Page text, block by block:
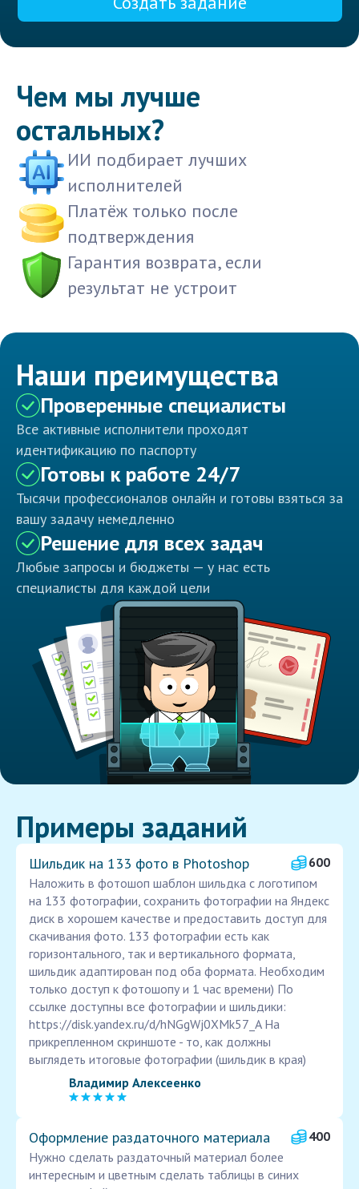
Чем мы лучше
остальных?
ИИ подбирает лучших
исполнителей
Платёж только после
подтверждения
Гарантия возврата, если
результат не устроит
Наши преимущества
Проверенные специалисты
Все активные исполнители проходят
идентификацию по паспорту
Готовы к работе 24/7
Тысячи профессионалов онлайн и готовы взяться за
вашу задачу немедленно
Решение для всех задач
Любые запросы и бюджеты — у нас есть
специалисты для каждой цели
Примеры заданий
Шильдик на 133 фото в Photoshop
600
Наложить в фотошоп шаблон шильдка с логотипом
на 133 фотографии, сохранить фотографии на Яндекс
диск в хорошем качестве и предоставить доступ для
скачивания фото. 133 фотографии есть как
горизонтального, так и вертикального формата,
шильдик адаптирован под оба формата. Необходим
только доступ к фотошопу и 1 час времени) По
ссылке доступны все фотографии и шильдики:
https://disk.yandex.ru/d/hNGgWj0XMk57_A На
прикрепленном скриншоте - то, как должны
выглядеть итоговые фотографии (шильдик в края)
Владимир Алексеенко
Оформление раздаточного материала
400
Нужно сделать раздаточный материал более
интересным и цветным сделать таблицы в синих